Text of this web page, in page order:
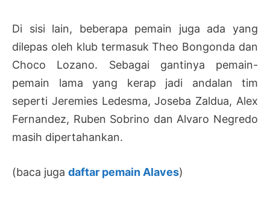
Di sisi lain, beberapa pemain juga ada yang
dilepas oleh klub termasuk Theo Bongonda dan
Choco Lozano. Sebagai gantinya pemain-
pemain lama yang kerap jadi andalan tim
seperti Jeremies Ledesma, Joseba Zaldua, Alex
Fernandez, Ruben Sobrino dan Alvaro Negredo
masih dipertahankan.
(baca juga daftar pemain Alaves)